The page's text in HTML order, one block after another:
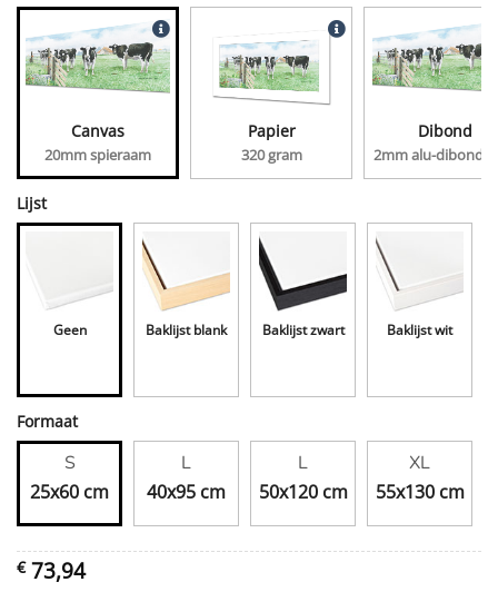
Canvas
20mm spieraam
Papier
320 gram
Dibond
2mm alu-dibond,
Lijst
Geen Baklijst blank Baklijst zwart Baklijst wit
Formaat
S
25x60 cm
L
40x95 cm
L
50x120 cm
XL
55x130 cm
€73,94